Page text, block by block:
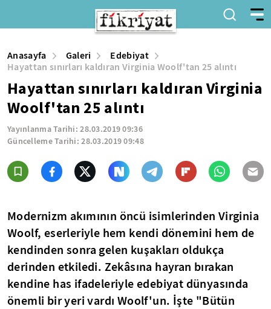
Anasayfa Galeri
Edebiyat
Hayattan sınırları kaldıran Virginia Woolf'tan 25 alıntı
Hayattan sınırları kaldıran Virginia
Woolf'tan 25 alıntı
Yayınlanma Tarihi:28.03.2019 09:36
Güncelleme Tarihi:28.03.2019 09:48
Modernizm akımının öncü isimlerinden Virginia
Woolf, eserleriyle hem kendi dönemini hem de
kendinden sonra gelen kuşakları oldukça
derinden etkiledi. Zekâsına hayran bırakan
kendine has ifadeleriyle edebiyat dünyasında
önemli bir yeri vardı Woolf'un. İşte "Bütün